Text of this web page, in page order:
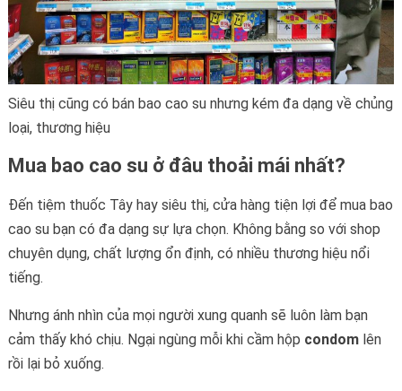
Siêu thị cũng có bán bao cao su nhưng kém đa dạng về chủng
loại, thương hiệu
Mua bao cao su ở đâu thoải mái nhất?
Đến tiệm thuốc Tây hay siêu thị, cửa hàng tiện lợi để mua bao
cao su bạn có đa dạng sự lựa chọn. Không bằng so với shop
chuyên dụng, chất lượng ổn định, có nhiều thương hiệu nổi
tiếng.
Nhưng ánh nhìn của mọi người xung quanh sẽ luôn làm bạn
cảm thấy khó chịu. Ngại ngùng mỗi khi cầm hộp condomlên
rồi lại bỏ xuống.